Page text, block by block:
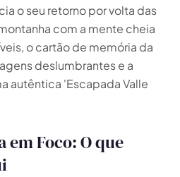
o seu retorno por volta das
com a mente cheia
o cartão de memória da
deslumbrantes e a
autêntica 'Escapada Valle
em Foco: O que
a experiência ideal em 3
disponívelpara as